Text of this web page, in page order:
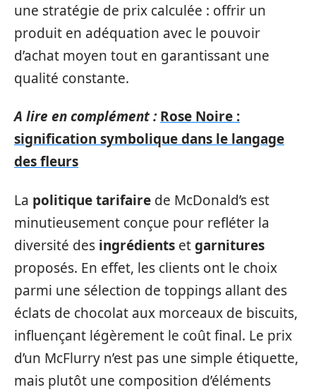
une stratégie de prix calculée : offrir un
produit en adéquation avec le pouvoir
d’achat moyen tout en garantissant une
qualité constante.
A lire en complément : Rose Noire :
signification symbolique dans le langage
des fleurs
La politique tarifaire de McDonald’s est
minutieusement conçue pour refléter la
diversité des ingrédients etgarnitures
proposés. En effet, les clients ont le choix
parmi une sélection de toppings allant des
éclats de chocolat aux morceaux de biscuits,
influençant légèrement le coût final. Le prix
d’un McFlurry n’est pas une simple étiquette,
mais plutôt une composition d’éléments